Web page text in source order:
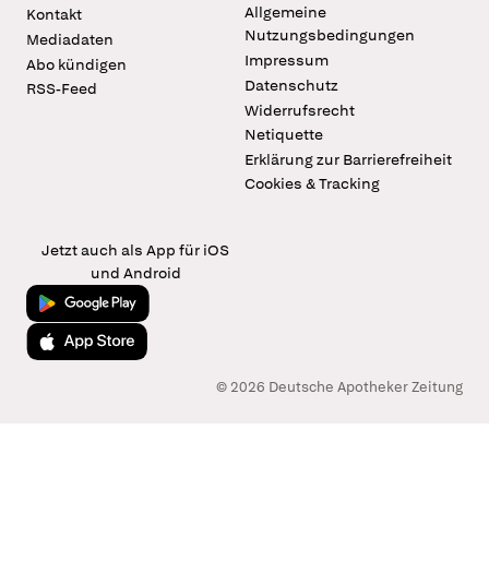
Kontakt
Mediadaten
Abo kündigen
RSS-Feed
Allgemeine
Nutzungsbedingungen
Impressum
Datenschutz
Widerrufsrecht
Netiquette
Erklärung zur Barrierefreiheit
Cookies & Tracking
Jetzt auch als App für iOS
und Android
Jetzt bei Google Play
Laden im App Store
© 2026 Deutsche Apotheker Zeitung